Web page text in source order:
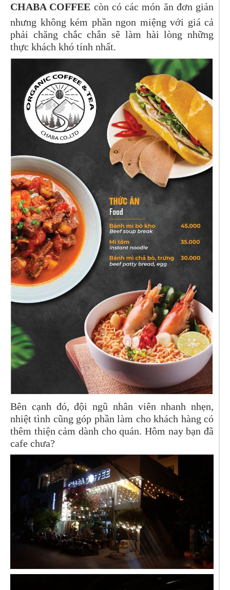
CHABA COFFEE còn có các món ăn đơn giản
nhưng không kém phần ngon miệng với giá cả
phải chăng chắc chắn sẽ làm hài lòng những
thực khách khó tính nhất.
Bên cạnh đó, đội ngũ nhân viên nhanh nhẹn,
nhiệt tình cũng góp phần làm cho khách hàng có
thêm thiện cảm dành cho quán. Hôm nay bạn đã
cafe chưa?